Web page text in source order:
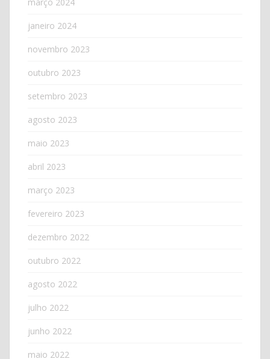
março 2024
janeiro 2024
novembro 2023
outubro 2023
setembro 2023
agosto 2023
maio 2023
abril 2023
março 2023
fevereiro 2023
dezembro 2022
outubro 2022
agosto 2022
julho 2022
junho 2022
maio 2022